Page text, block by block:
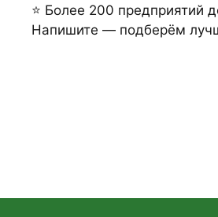
⭐ Более 200 предприятий
Напишите — подберём
Продолжая просмотр, вы